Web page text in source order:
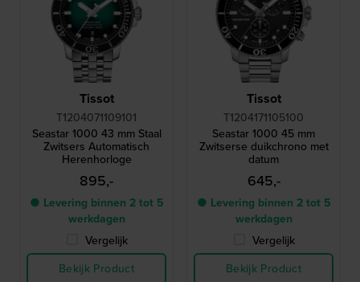
Tissot
T1204071109101
Seastar 1000 43 mm Staal
Zwitsers Automatisch
Herenhorloge
895,-
● Levering binnen 2 tot 5
werkdagen
Vergelijk
Bekijk Product
Tissot
T1204171105100
Seastar 1000 45 mm
Zwitserse duikchrono met
datum
645,-
● Levering binnen 2 tot 5
werkdagen
Vergelijk
Bekijk Product